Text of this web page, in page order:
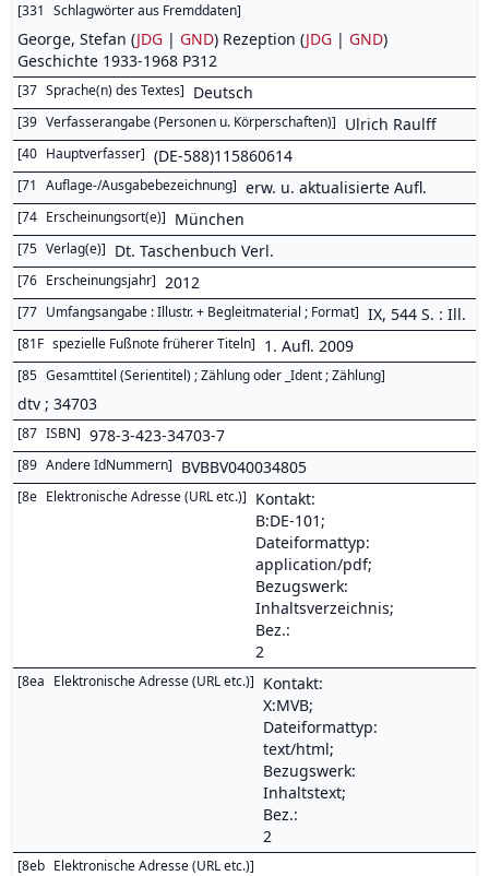
[331 Schlagwörter aus Fremddaten]
George, Stefan (JDG | GND) Rezeption (JDG | GND)
Geschichte 1933-1968 P312
[37 Sprache(n) des Textes] Deutsch
[39 Verfasserangabe (Personen u. Körperschaften)] Ulrich Raulff
[40 Hauptverfasser] (DE-588)115860614
[71 Auflage-/Ausgabebezeichnung] erw. u. aktualisierte Aufl.
[74 Erscheinungsort(e)] München
[75 Verlag(e)] Dt. Taschenbuch Verl.
[76 Erscheinungsjahr] 2012
[77 Umfangsangabe : Illustr. + Begleitmaterial ; Format] IX, 544 S. : Ill.
[81F spezielle Fußnote früherer Titeln] 1. Aufl. 2009
[85 Gesamttitel (Serientitel) ; Zählung oder _Ident ; Zählung]
dtv ; 34703
[87 ISBN] 978-3-423-34703-7
[89 Andere IdNummern] BVBBV040034805
[8e Elektronische Adresse (URL etc.)] Kontakt:
B:DE-101;
Dateiformattyp:
application/pdf;
Bezugswerk:
Inhaltsverzeichnis;
Bez.:
2
[8ea Elektronische Adresse (URL etc.)] Kontakt:
X:MVB;
Dateiformattyp:
text/html;
Bezugswerk:
Inhaltstext;
Bez.:
2
[8eb Elektronische Adresse (URL etc.)]